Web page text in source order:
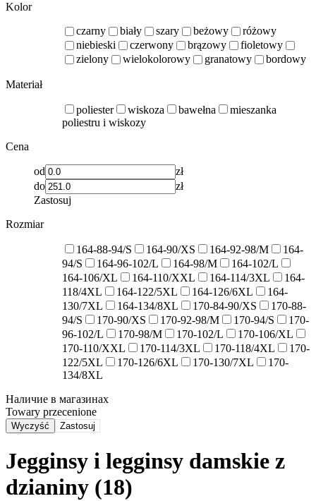
Kolor
czarny
biały szary beżowy
różowy
niebieski
czerwony brązowy
fioletowy
zielony
wielokolorowy granatowy bordowy
Materiał
poliester wiskoza bawełna
mieszanka
poliestru i wiskozy
Cena
od
zł
do
zł
Zastosuj
Rozmiar
164-88-94/S 164-90/XS 164-92-98/M
164-
94/S
164-96-102/L 164-98/M
164-102/L
164-106/XL
164-110/XXL 164-114/3XL
164-
118/4XL
164-122/5XL 164-126/6XL
164-
130/7XL
164-134/8XL 170-84-90/XS
170-88-
94/S
170-90/XS 170-92-98/M 170-94/S
170-
96-102/L
170-98/M 170-102/L
170-106/XL
170-110/XXL
170-114/3XL 170-118/4XL
170-
122/5XL
170-126/6XL 170-130/7XL
170-
134/8XL
Наличие в магазинах
Towary przecenione
Wyczyść Zastosuj
Jegginsy i legginsy damskie z
dzianiny (18)